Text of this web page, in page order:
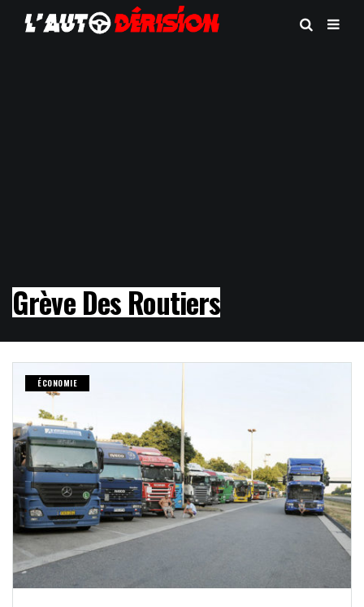
Grève Des Routiers
ÉCONOMIE